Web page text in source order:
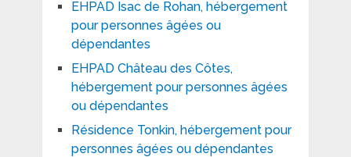
EHPAD Isac de Rohan, hébergement
pour personnes âgées ou
dépendantes
EHPAD Château des Côtes,
hébergement pour personnes âgées
ou dépendantes
Résidence Tonkin, hébergement pour
personnes âgées ou dépendantes